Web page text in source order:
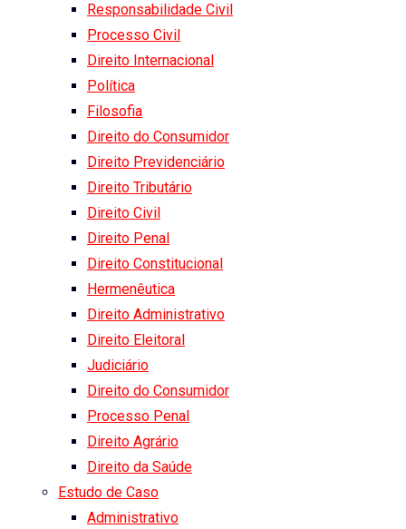
Responsabilidade Civil
Processo Civil
Direito Internacional
Política
Filosofia
Direito do Consumidor
Direito Previdenciário
Direito Tributário
Direito Civil
Direito Penal
Direito Constitucional
Hermenêutica
Direito Administrativo
Direito Eleitoral
Judiciário
Direito do Consumidor
Processo Penal
Direito Agrário
Direito da Saúde
Estudo de Caso
Administrativo